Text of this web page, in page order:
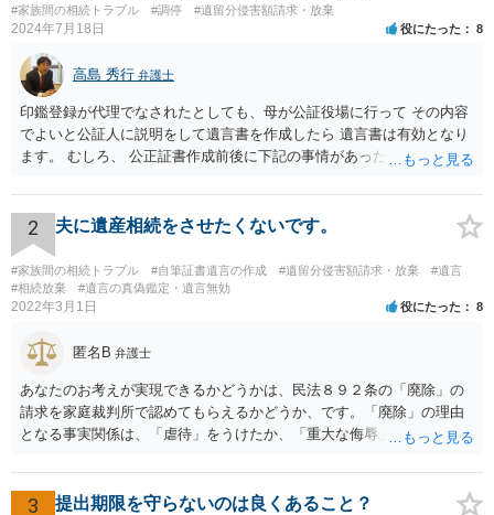
#家族間の相続トラブル
#調停 #遺留分侵害額請求・放棄
2024年7月18日 役にたった 8
高島 秀行 弁護士
印鑑登録が代理でなされたとしても、母が公証役場に行って その内容
でよいと公証人に説明をして遺言書を作成したら 遺言書は有効となり
ます。 むしろ、 公正証書作成前後に下記の事情があったことが証明で
月に携帯が新しくなった母からの第一声は「ここにいたら殺される」
「面会に来てくれ」で、長男に聞くと「面会は出来ない。俺は携帯電
話の使い方を教える為に会っている」「母の話は聞かなくて良い」と
電話が切れました。その後の電話でも「食事に毒が入っている」「体
にチップが埋められている」等、おかしかったです。 当時の診療記
録、介護認定の資料、介護記録を取得して 弁護士に面談で相談された
2 夫に遺産相続をさせたくないです。
#家族間の相続トラブル #自筆証書遺言の作成 #遺留分侵害額請求・放棄
#遺言
#相続放棄
#遺言の真偽鑑定・遺言無効
2022年3月1日 役にたった 8
匿名B 弁護士
あなたのお考えが実現できるかどうかは、民法８９２条の「廃除」の
請求を家庭裁判所で認めてもらえるかどうか、です。「廃除」の理由
となる事実関係は、「虐待」をうけたか、「重大な侮辱」を受けた
「廃除」は遺言でも可能です（民法８９３条）。 弁護士に具体的な事
情を話して相談して、「廃除」が可能か、実際に法律相談を受けるこ
3 提出期限を守らないのは良くあること？